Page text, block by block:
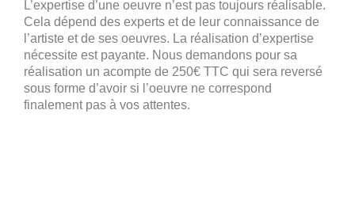
L’expertise d’une oeuvre n’est pas toujours réalisable.
Cela dépend des experts et de leur connaissance de
l’artiste et de ses oeuvres. La réalisation d’expertise
nécessite est payante. Nous demandons pour sa
réalisation un acompte de 250€ TTC qui sera reversé
sous forme d’avoir si l’oeuvre ne correspond
finalement pas à vos attentes.